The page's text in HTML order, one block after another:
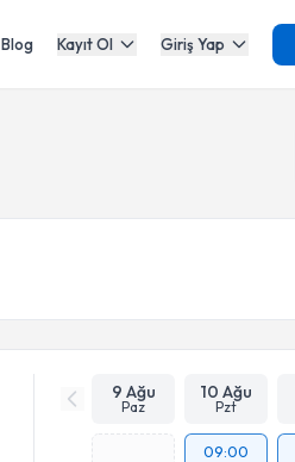
Blog Kayıt Ol Giriş Yap
9 Ağu
Paz
10 Ağu
Pzt
09:00